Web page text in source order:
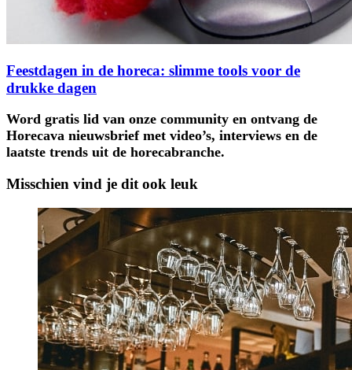
Feestdagen in de horeca: slimme tools voor de
drukke dagen
Word gratis lid van onze community en ontvang de
Horecava nieuwsbrief met video’s, interviews en de
laatste trends uit de horecabranche.
Misschien vind je dit ook leuk